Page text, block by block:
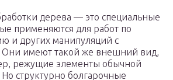
дерева — это специальные
применяются для работ по
и других манипуляций с
Они имеют такой же внешний вид,
режущие элементы обычной
структурно болгарочные